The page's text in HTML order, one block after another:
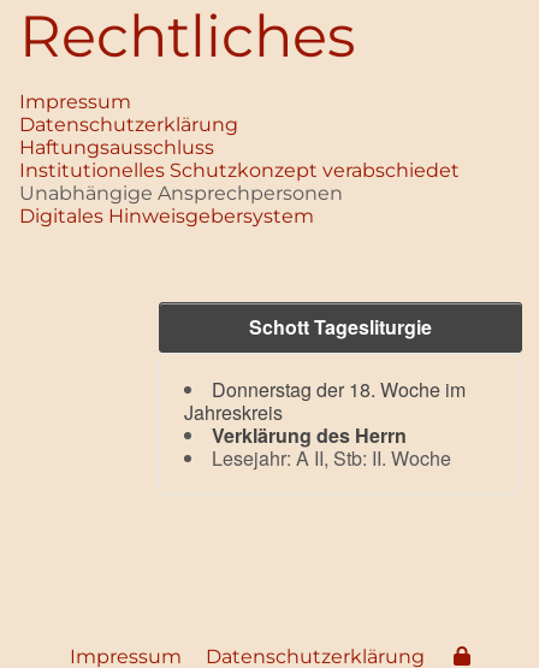
Rechtliches
Impressum
Datenschutz­erklärung
Haftungsausschluss
Institutionelles Schutzkonzept verabschiedet
Unabhängige Ansprechpersonen
Digitales Hinweisgebersystem
Schott Tagesliturgie
Donnerstag der 18. Woche im
Jahreskreis
Verklärung des Herrn
Lesejahr: A II, Stb: II. Woche
Impressum Datenschutzerklärung